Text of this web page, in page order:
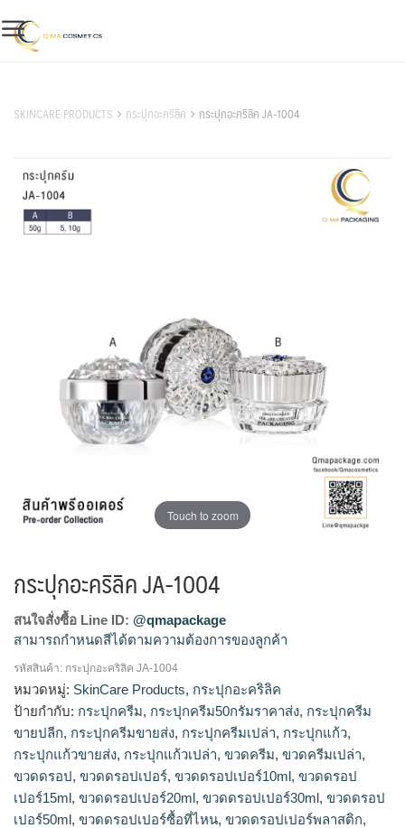
to
content
SKINCARE PRODUCTS กระปุกอะคริลิค กระปุกอะคริลิค JA-1004
Touch to zoom
กระปุกอะคริลิค JA-1004
สนใจสั่งซื้อ Line ID: @qmapackage
สามารถกำหนดสีได้ตามความต้องการของลูกค้า
กระปุกแก้วขายส่ง, ร้านขายกระปุกแก้ว, โรงงานผลิตกระปุกครีม,
รับผลิตกระปุกครีม, จำหน่ายกระปุกครีม, ขายส่งกระปุกครีม, รับ
ผลิตขวดครีม, กระปุกครีม50กรัมราคาส่ง, กระปุกครีมขายส่ง, ขาย
กระปุกครีม, ร้านขายกระปุกครีม, กระปุกครีมขายปลีก
รหัสสินค้า: กระปุกอะคริลิค JA-1004
หมวดหมู่: SkinCare Products, กระปุกอะคริลิค
ป้ายกำกับ: กระปุกครีม, กระปุกครีม50กรัมราคาส่ง, กระปุกครีม
ขายปลีก, กระปุกครีมขายส่ง, กระปุกครีมเปล่า, กระปุกแก้ว,
กระปุกแก้วขายส่ง, กระปุกแก้วเปล่า, ขวดครีม, ขวดครีมเปล่า,
ขวดดรอป, ขวดดรอปเปอร์, ขวดดรอปเปอร์10ml, ขวดดรอป
เปอร์15ml, ขวดดรอปเปอร์20ml, ขวดดรอปเปอร์30ml, ขวดดรอป
เปอร์50ml, ขวดดรอปเปอร์ซื้อที่ไหน, ขวดดรอปเปอร์พลาสติก,